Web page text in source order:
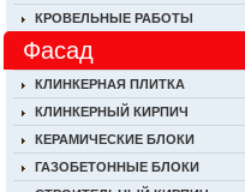
КРОВЕЛЬНЫЕ РАБОТЫ
Фасад
КЛИНКЕРНАЯ ПЛИТКА
КЛИНКЕРНЫЙ КИРПИЧ
КЕРАМИЧЕСКИЕ БЛОКИ
ГАЗОБЕТОННЫЕ БЛОКИ